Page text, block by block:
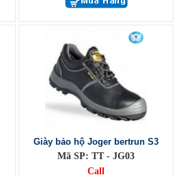
Giày bảo hộ Joger bertrun S3
Mã SP: TT - JG03
Call